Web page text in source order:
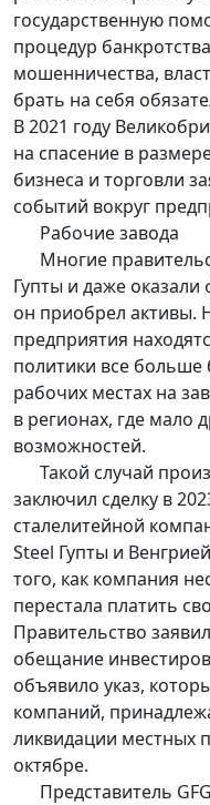
государственную
процедур
мошенничества,
брать на себя
В 2021 году
на спасение в
бизнеса и торговли
событий вокруг
Рабочие завода
Многие
Гупты и даже
он приобрел активы.
предприятия
политики все больше
рабочих местах на
в регионах, где мало
возможностей.
Такой случай
заключил сделку в
сталелитейной
Steel Гупты и
того, как компания
перестала платить
Правительство
обещание
объявило указ,
компаний,
ликвидации местных
октябре.
Представитель